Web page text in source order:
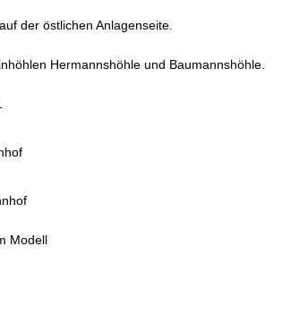
der östlichen Anlagenseite.
Hermannshöhle und Baumannshöhle.
Modell